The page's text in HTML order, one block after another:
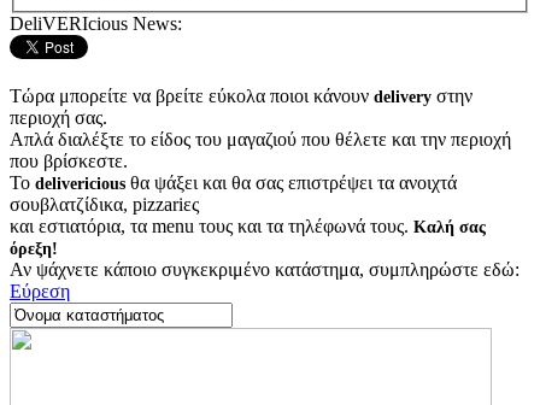
DeliVERIcious News:
Τώρα μπορείτε να βρείτε εύκολα ποιοι κάνουν delivery στην
περιοχή σας.
Απλά διαλέξτε το είδος του μαγαζιού που θέλετε και την περιοχή
που βρίσκεστε.
Το delivericious θα ψάξει και θα σας επιστρέψει τα ανοιχτά
σουβλατζίδικα, pizzariες
και εστιατόρια, τα menu τους και τα τηλέφωνά τους. Καλή σας
όρεξη!
Αν ψάχνετε κάποιο συγκεκριμένο κατάστημα, συμπληρώστε εδώ:
Εύρεση